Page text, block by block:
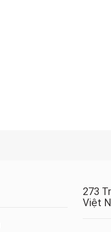
273
Việt